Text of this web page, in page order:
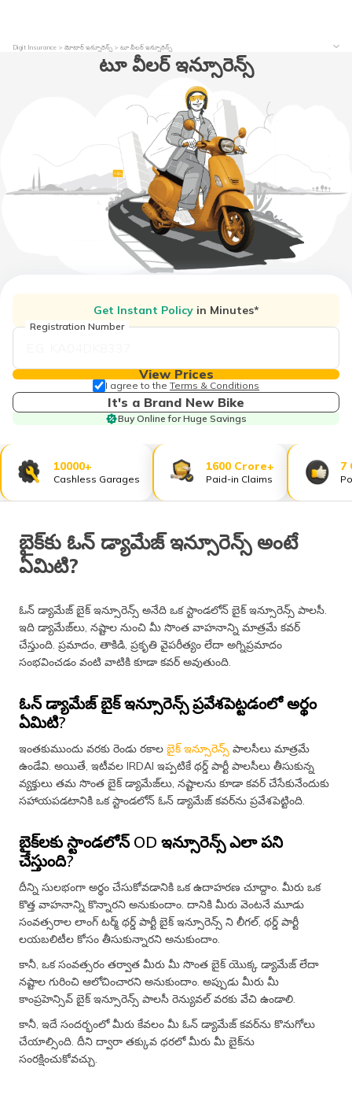
Digit Insurance మోటార్​ ఇన్సూరెన్స్ టూ వీలర్​ ఇన్సూరెన్స్​
టూ వీలర్ ఇన్సూరెన్స్
Get Instant Policy in Minutes*
Registration Number
View Prices
I agree to the Terms & Conditions
It's a Brand New Bike
Buy Online for Huge Savings
10000+
Cashless Garages
1600 Crore+
Paid-in Claims
7
బైక్​కు ఓన్ డ్యామేజ్ ఇన్సూరెన్స్ అంటే
ఏమిటి?
ఓన్ డ్యామేజ్ బైక్ ఇన్సూరెన్స్ అనేది ఒక స్టాండలోన్ బైక్ ఇన్సూరెన్స్ పాలసీ.
ఇది డ్యామేజ్​లు, నష్టాల నుంచి మీ సొంత వాహనాన్ని మాత్రమే కవర్
చేస్తుంది. ప్రమాదం, తాకిడి, ప్రకృతి వైపరీత్యం లేదా అగ్నిప్రమాదం
సంభవించడం వంటి వాటికి కూడా కవర్ అవుతుంది.
ఓన్ డ్యామేజ్​ బైక్ ఇన్సూరెన్స్ ప్రవేశపెట్టడంలో అర్థం
ఏమిటి?
ఇంతకుముందు వరకు రెండు రకాల బైక్ ఇన్సూరెన్స్ పాలసీలు మాత్రమే
ఉండేవి. అయితే, ఇటీవల IRDAI ఇప్పటికే థర్డ్ పార్టీ పాలసీలు తీసుకున్న
వ్యక్తులు తమ సొంత బైక్ డ్యామేజ్​లు, నష్టాలను కూడా కవర్ చేసేకునేందుకు
సహాయపడటానికి ఒక స్టాండలోన్ ఓన్ డ్యామేజ్ కవర్​ను ప్రవేశపెట్టింది.
బైక్​లకు స్టాండలోన్ OD ఇన్సూరెన్స్ ఎలా పని
చేస్తుంది?
దీన్ని సులభంగా అర్థం చేసుకోవడానికి ఒక ఉదాహరణ చూద్దాం. మీరు ఒక
కొత్త వాహనాన్ని కొన్నారని అనుకుందాం. దానికి మీరు వెంటనే మూడు
సంవత్సరాల లాంగ్ టర్మ్ థర్డ్ పార్టీ బైక్ ఇన్సూరెన్స్ ని లీగల్, థర్డ్ పార్టీ
లయబలిటీల కోసం తీసుకున్నారని అనుకుందాం.
కానీ, ఒక సంవత్సరం తర్వాత మీరు మీ సొంత బైక్ యొక్క డ్యామేజ్ లేదా
నష్టాల గురించి ఆలోచించారని అనుకుందాం. అప్పుడు మీరు మీ
కాంప్రహెన్సివ్ బైక్ ఇన్సూరెన్స్ పాలసీ రెన్యువల్ వరకు వేచి ఉండాలి.
కానీ, ఇదే సందర్భంలో మీరు కేవలం మీ ఓన్ డ్యామేజ్ కవర్​ను కొనుగోలు
చేయాల్సింది. దీని ద్వారా తక్కువ ధరలో మీరు మీ బైక్​ను
సంరక్షించుకోవచ్చు.